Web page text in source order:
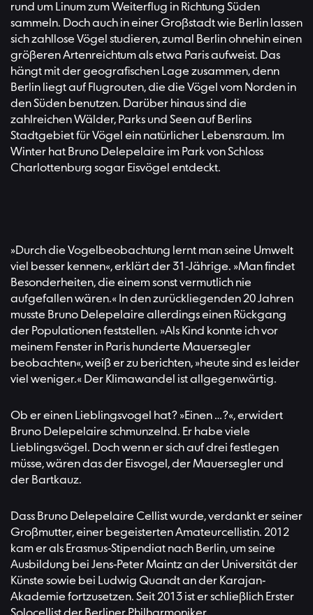
rund um Linum zum Weiterflug in Richtung Süden
sammeln. Doch auch in einer Großstadt wie Berlin lassen
sich zahllose Vögel studieren, zumal Berlin ohnehin einen
größeren Artenreichtum als etwa Paris aufweist. Das
hängt mit der geografischen Lage zusammen, denn
Berlin liegt auf Flugrouten, die die Vögel vom Norden in
den Süden benutzen. Darüber hinaus sind die
zahlreichen Wälder, Parks und Seen auf Berlins
Stadtgebiet für Vögel ein natürlicher Lebensraum. Im
Winter hat Bruno Delepelaire im Park von Schloss
Charlottenburg sogar Eisvögel entdeckt.
»Durch die Vogelbeobachtung lernt man seine Umwelt
viel besser kennen«, erklärt der 31-Jährige. »Man findet
Besonderheiten, die einem sonst vermutlich nie
aufgefallen wären.« In den zurückliegenden 20 Jahren
musste Bruno Delepelaire allerdings einen Rückgang
der Populationen feststellen. »Als Kind konnte ich vor
meinem Fenster in Paris hunderte Mauersegler
beobachten«, weiß er zu berichten, »heute sind es leider
viel weniger.« Der Klimawandel ist allgegenwärtig.
Ob er einen Lieblingsvogel hat? »Einen …?«, erwidert
Bruno Delepelaire schmunzelnd. Er habe viele
Lieblingsvögel. Doch wenn er sich auf drei festlegen
müsse, wären das der Eisvogel, der Mauersegler und
der Bartkauz.
Dass Bruno Delepelaire Cellist wurde, verdankt er seiner
Großmutter, einer begeisterten Amateurcellistin. 2012
kam er als Erasmus-Stipendiat nach Berlin, um seine
Ausbildung bei Jens-Peter Maintz an der Universität der
Künste sowie bei Ludwig Quandt an der Karajan-
Akademie fortzusetzen. Seit 2013 ist er schließlich Erster